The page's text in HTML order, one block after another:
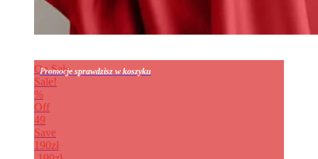
On Sale
Sale!
%
Off
49
Save
190zł
Promocje sprawdzisz w koszyku